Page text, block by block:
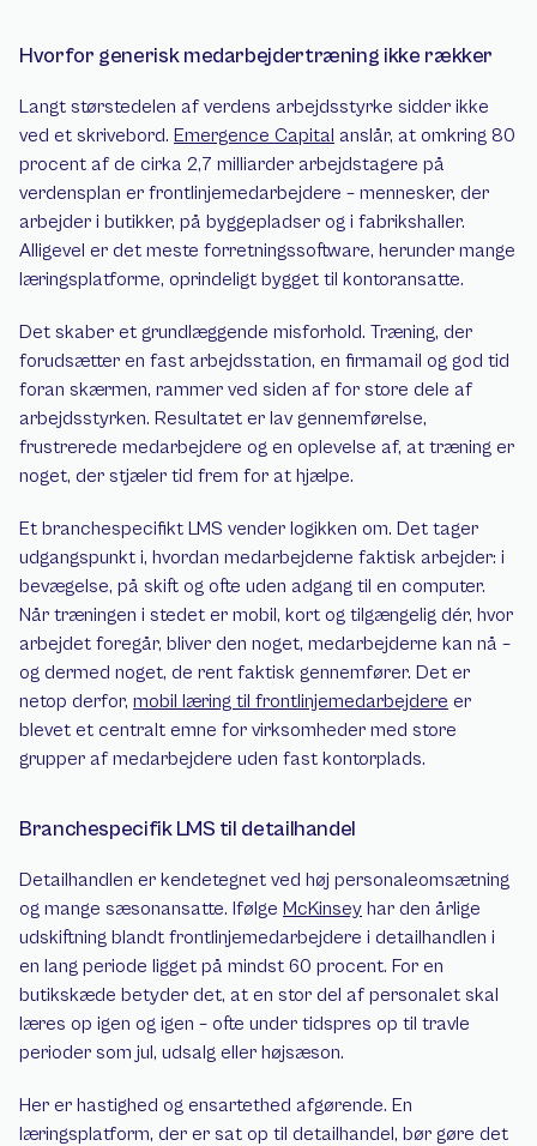
Hvorfor generisk medarbejdertræning ikke rækker
Langt størstedelen af verdens arbejdsstyrke sidder ikke
ved et skrivebord. Emergence Capital anslår, at omkring 80
procent af de cirka 2,7 milliarder arbejdstagere på
verdensplan er frontlinjemedarbejdere – mennesker, der
arbejder i butikker, på byggepladser og i fabrikshaller.
Alligevel er det meste forretningssoftware, herunder mange
læringsplatforme, oprindeligt bygget til kontoransatte.
Det skaber et grundlæggende misforhold. Træning, der
forudsætter en fast arbejdsstation, en firmamail og god tid
foran skærmen, rammer ved siden af for store dele af
arbejdsstyrken. Resultatet er lav gennemførelse,
frustrerede medarbejdere og en oplevelse af, at træning er
noget, der stjæler tid frem for at hjælpe.
Et branchespecifikt LMS vender logikken om. Det tager
udgangspunkt i, hvordan medarbejderne faktisk arbejder: i
bevægelse, på skift og ofte uden adgang til en computer.
Når træningen i stedet er mobil, kort og tilgængelig dér, hvor
arbejdet foregår, bliver den noget, medarbejderne kan nå –
og dermed noget, de rent faktisk gennemfører. Det er
netop derfor, mobil læring til frontlinjemedarbejdere er
blevet et centralt emne for virksomheder med store
grupper af medarbejdere uden fast kontorplads.
Branchespecifik LMS til detailhandel
Detailhandlen er kendetegnet ved høj personaleomsætning
og mange sæsonansatte. Ifølge McKinsey har den årlige
udskiftning blandt frontlinjemedarbejdere i detailhandlen i
en lang periode ligget på mindst 60 procent. For en
butikskæde betyder det, at en stor del af personalet skal
læres op igen og igen – ofte under tidspres op til travle
perioder som jul, udsalg eller højsæson.
Her er hastighed og ensartethed afgørende. En
læringsplatform, der er sat op til detailhandel, bør gøre det